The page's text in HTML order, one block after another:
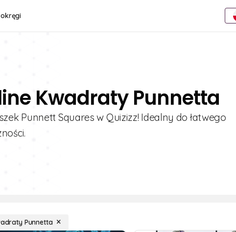
okręgi
Kwadraty Punnetta
Punnett Squares w Quizizz! Idealny do łatwego
Punnetta